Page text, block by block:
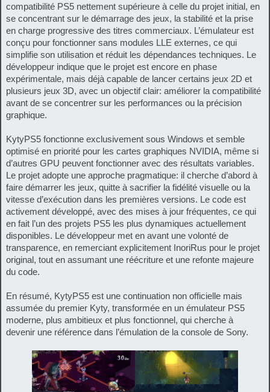
compatibilité PS5 nettement supérieure à celle du projet initial, en
se concentrant sur le démarrage des jeux, la stabilité et la prise
en charge progressive des titres commerciaux. L’émulateur est
conçu pour fonctionner sans modules LLE externes, ce qui
simplifie son utilisation et réduit les dépendances techniques. Le
développeur indique que le projet est encore en phase
expérimentale, mais déjà capable de lancer certains jeux 2D et
plusieurs jeux 3D, avec un objectif clair: améliorer la compatibilité
avant de se concentrer sur les performances ou la précision
graphique.
KytyPS5 fonctionne exclusivement sous Windows et semble
optimisé en priorité pour les cartes graphiques NVIDIA, même si
d’autres GPU peuvent fonctionner avec des résultats variables.
Le projet adopte une approche pragmatique: il cherche d’abord à
faire démarrer les jeux, quitte à sacrifier la fidélité visuelle ou la
vitesse d’exécution dans les premières versions. Le code est
activement développé, avec des mises à jour fréquentes, ce qui
en fait l’un des projets PS5 les plus dynamiques actuellement
disponibles. Le développeur met en avant une volonté de
transparence, en remerciant explicitement InoriRus pour le projet
original, tout en assumant une réécriture et une refonte majeure
du code.
En résumé, KytyPS5 est une continuation non officielle mais
assumée du premier Kyty, transformée en un émulateur PS5
moderne, plus ambitieux et plus fonctionnel, qui cherche à
devenir une référence dans l’émulation de la console de Sony.